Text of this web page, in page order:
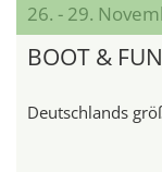
26. - 29.
BOOT & FUN
Deutschlands